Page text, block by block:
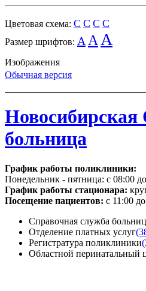
Цветовая схема: C C C C
Размер шрифтов: A A A
Изображения
Обычная версия
Новосибирская
больница
График работы поликлиники:
Понедельник - пятница: с 08:00
График работы стационара:
Посещение пациентов: с 11:00
Справочная служба
Отделение платных услуг
Регистратура поликлиники
Областной перинатальный